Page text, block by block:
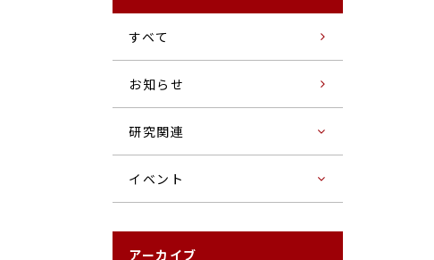
すベて
お知らせ
研究関連
イベント
アーカイブ